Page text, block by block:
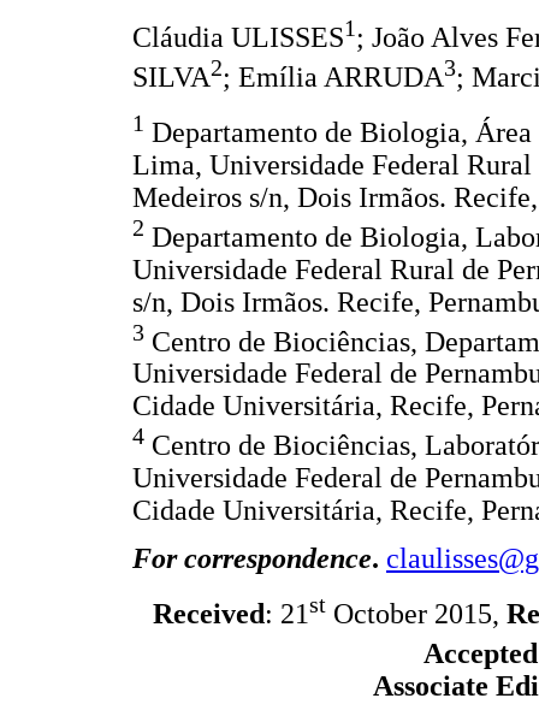
Cláudia ULISSES1 ; João Alves
SILVA2; Emília ARRUDA3;
1 Departamento de Biologia,
Lima, Universidade Federal
Medeiros s/n, Dois Irmãos.
2 Departamento de Biologia,
Universidade Federal Rural de
s/n, Dois Irmãos. Recife,
3 Centro de Biociências,
Universidade Federal de
Cidade Universitária, Recife,
4 Centro de Biociências,
Universidade Federal de
Cidade Universitária, Recife,
For correspondence.
Received: 21st October 2015,
Accepted
Associate